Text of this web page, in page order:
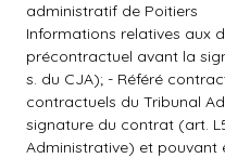
administratif de Poitiers
Informations relatives aux
précontractuel avant la
s. du CJA); - Référé
contractuels du Tribunal
signature du contrat (art.
Administrative) et pouvant